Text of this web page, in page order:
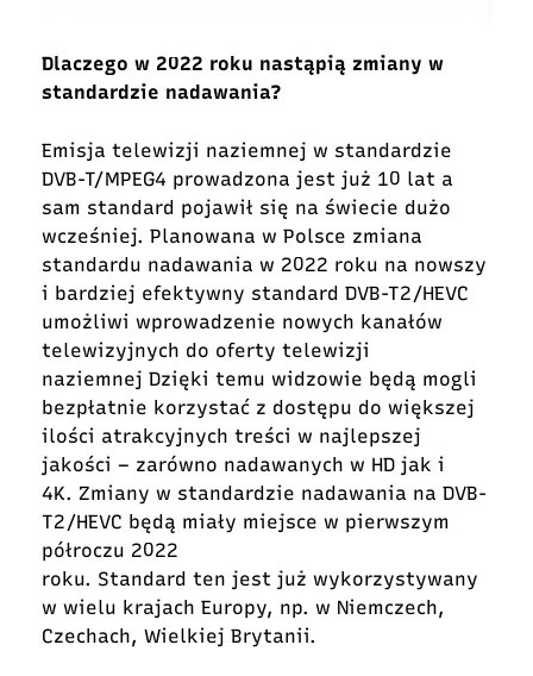
Dlaczego w 2022 roku nastąpią zmiany w
standardzie nadawania?
Emisja telewizji naziemnej w standardzie
DVB-T/MPEG4 prowadzona jest już 10 lat a
sam standard pojawił się na świecie dużo
wcześniej. Planowana w Polsce zmiana
standardu nadawania w 2022 roku na nowszy
i bardziej efektywny standard DVB-T2/HEVC
umożliwi wprowadzenie nowych kanałów
telewizyjnych do oferty telewizji
naziemnej Dzięki temu widzowie będą mogli
bezpłatnie korzystać z dostępu do większej
ilości atrakcyjnych treści w najlepszej
jakości – zarówno nadawanych w HD jak i
4K. Zmiany w standardzie nadawania na DVB-
T2/HEVC będą miały miejsce w pierwszym
półroczu 2022
roku. Standard ten jest już wykorzystywany
w wielu krajach Europy, np. w Niemczech,
Czechach, Wielkiej Brytanii.